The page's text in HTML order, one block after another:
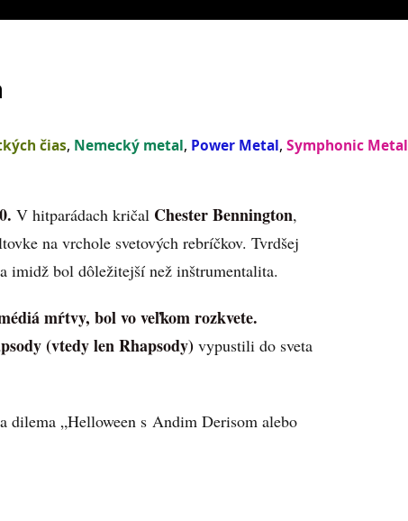
čias, Nemecký metal, Power Metal, Symphonic Metal
V hitparádach kričal Chester Bennington,
na vrchole svetových rebríčkov. Tvrdšej
imidž bol dôležitejší než inštrumentalita.
mŕtvy, bol vo veľkom rozkvete.
(vtedy len Rhapsody) vypustili do sveta
„Helloween s Andim Derisom alebo